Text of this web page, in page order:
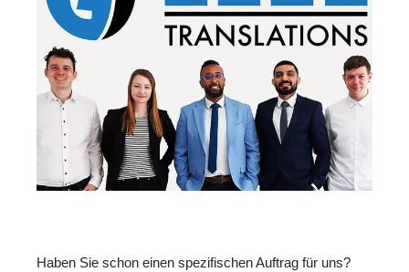
Haben Sie schon einen spezifischen Auftrag für uns?